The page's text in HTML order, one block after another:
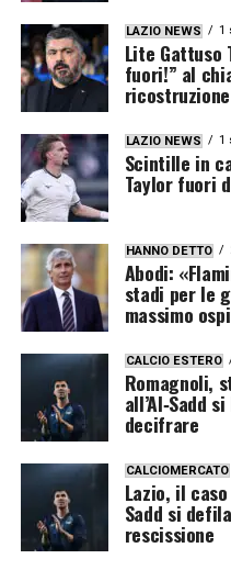
LAZIO NEWS 1
Lite Gattuso
fuori!” al
LAZIO NEWS 1
Scintille in
Taylor fuori
HANNO DETTO
Abodi:
stadi per le
massimo
CALCIO ESTERO
Romagnoli,
all’Al‑Sadd
decifrare
CALCIOMERCATO
Lazio, il
Sadd si
rescissione